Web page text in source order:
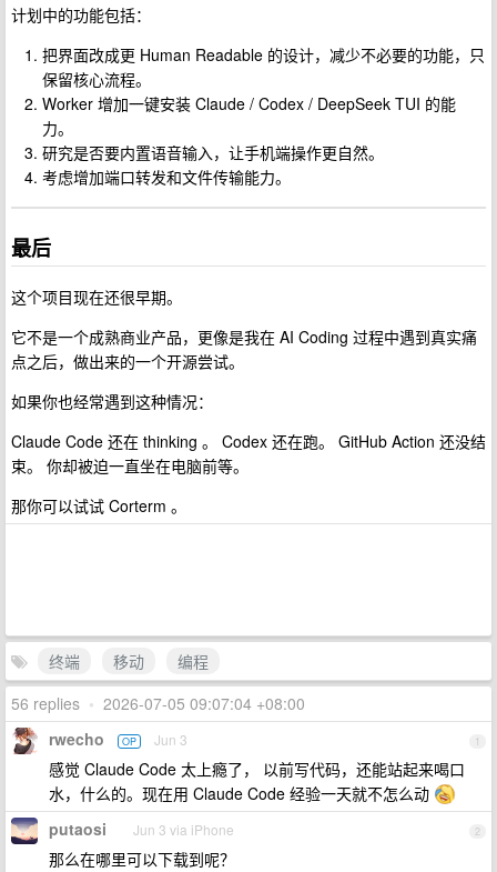
计划中的功能包括：
把界面改成更 Human Readable 的设计，减少不必要的功能，只
保留核心流程。
Worker 增加一键安装 Claude / Codex / DeepSeek TUI 的能
力。
研究是否要内置语音输入，让手机端操作更自然。
考虑增加端口转发和文件传输能力。
最后
这个项目现在还很早期。
它不是一个成熟商业产品，更像是我在 AI Coding 过程中遇到真实痛
点之后，做出来的一个开源尝试。
如果你也经常遇到这种情况：
Claude Code 还在 thinking 。 Codex 还在跑。 GitHub Action 还没结
束。 你却被迫一直坐在电脑前等。
那你可以试试 Corterm 。
终端 移动
编程
56 replies • 2026-07-05 09:07:04 +08:00
1
rwecho OP Jun 3
感觉 Claude Code 太上瘾了， 以前写代码，还能站起来喝口
水，什么的。现在用 Claude Code 经验一天就不怎么动
2
putaosi Jun 3 via iPhone
那么在哪里可以下载到呢？